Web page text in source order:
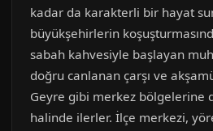
kadar da karakterli bir hayat
büyükşehirlerin
sabah kahvesiyle başlayan
doğru canlanan çarşı ve
Geyre gibi merkez bölgelerine
halinde ilerler. İlçe merkezi,